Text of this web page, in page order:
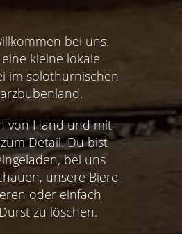
bei uns.
kleine lokale
im solothurnischen
von Hand und mit
Detail. Du bist
bei uns
unsere Biere
oder einfach
zu löschen.